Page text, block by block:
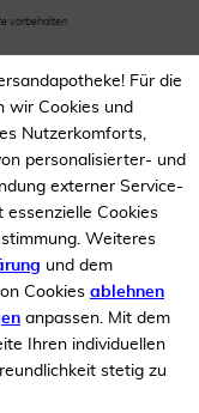
vorbehalten
Für die
wir Cookies und
Nutzerkomforts,
personalisierter- und
externer Service-
essenzielle Cookies
Weiteres
und dem
Cookies ablehnen
anpassen. Mit dem
Ihren individuellen
stetig zu